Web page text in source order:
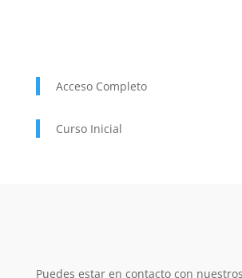
Acceso Completo
Curso Inicial
Puedes estar en contacto con